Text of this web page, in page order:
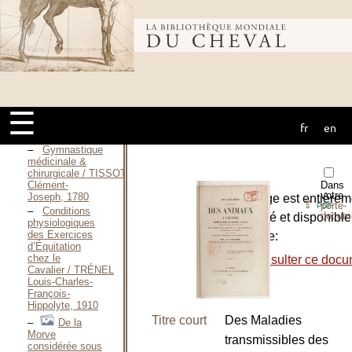
Bibliothèque
mondiale du
cheval
☰ fr en
l’Homme et
chez les
Solipèdes / TARDIEU
Auguste-
Ambroise, 1843
La
l’équitation / PICART-
TINTRELIN
Colette, 1972
Gymnastique
médicinale &
chirurgicale / TISSOT
Clément-
Joseph, 1780
Conditions
physiologiques
des Exercices
d’Équitation
chez le
Cavalier / TRÉNEL
Louis-Charles-
François-
Hippolyte, 1910
De la
Morve
considérée sous
Dans
votre
porte-
⇪PDF
L’ouvrage est
numérisé et
le site de:
Consulter ce
Titre court
Des Maladies
transmissibles des